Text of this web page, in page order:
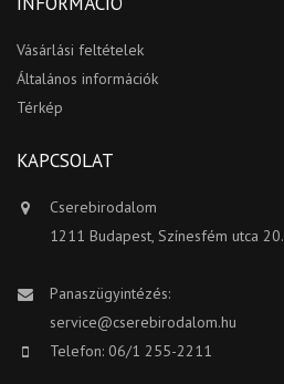
Vásárlási feltételek
Általános információk
Térkép
KAPCSOLAT
Cserebirodalom
1211 Budapest, Színesfém utca 20.
Panaszügyintézés:
service@cserebirodalom.hu
Telefon: 06/1 255-2211